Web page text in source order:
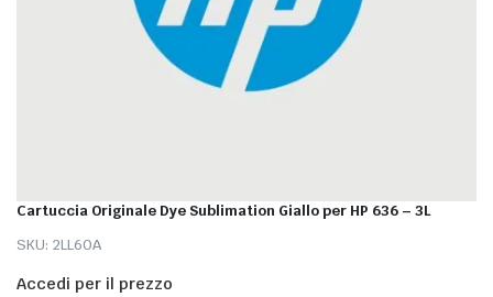
Cartuccia Originale Dye Sublimation Giallo per HP 636 – 3L
SKU: 2LL60A
Accedi per il prezzo